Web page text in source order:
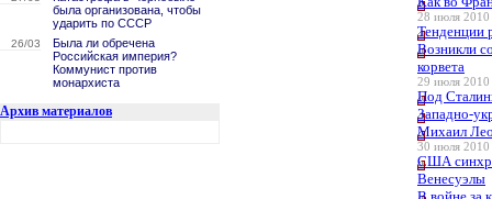
была организована, чтобы
ударить по СССР
26/03
Была ли обречена
Российская империя?
Коммунист против
монархиста
Архив материалов
28 июля 2010
Тенденции
Возникли
корвета
29 июля 2010
Под
Западно-
Михаил
30 июля 2010
США
Венесуэлы